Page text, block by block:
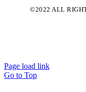
©2022 ALL
Page load link
Go to Top